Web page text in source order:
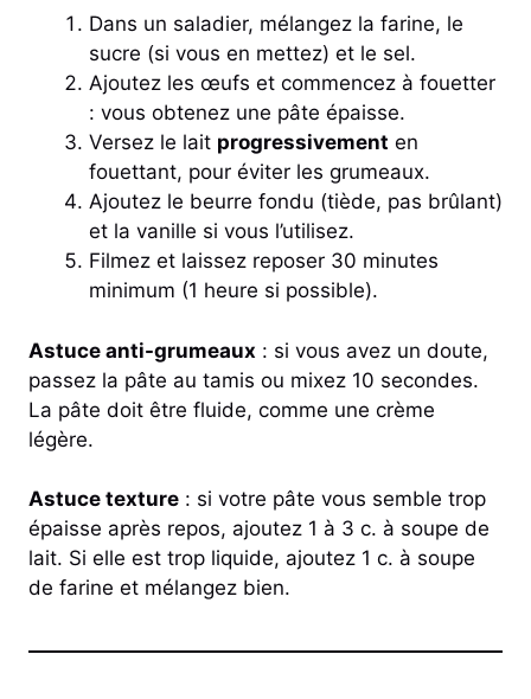
Dans un saladier, mélangez la farine, le
sucre (si vous en mettez) et le sel.
Ajoutez les œufs et commencez à fouetter
: vous obtenez une pâte épaisse.
Versez le lait progressivement en
fouettant, pour éviter les grumeaux.
Ajoutez le beurre fondu (tiède, pas brûlant)
et la vanille si vous l’utilisez.
Filmez et laissez reposer 30 minutes
minimum (1 heure si possible).
Astuce anti-grumeaux : si vous avez un doute,
passez la pâte au tamis ou mixez 10 secondes.
La pâte doit être fluide, comme une crème
légère.
Astuce texture : si votre pâte vous semble trop
épaisse après repos, ajoutez 1 à 3 c. à soupe de
lait. Si elle est trop liquide, ajoutez 1 c. à soupe
de farine et mélangez bien.